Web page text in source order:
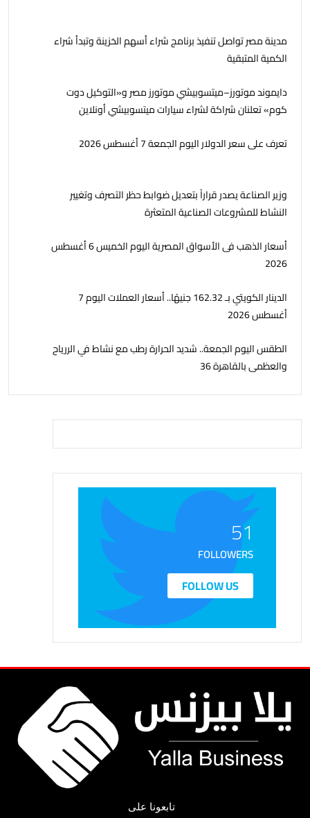
مدينة مصر تواصل تنفيذ برنامج شراء أسهم الخزينة وتبدأ شراء
الكمية المتبقية
دايموند موتورز–ميتسوبيشي موتورز مصر و«التوكيل دوت
كوم» تعلنان شراكة لشراء سيارات ميتسوبيشي أونلاين
تعرف على سعر الدولار اليوم الجمعة 7 أغسطس 2026
وزير الصناعة يصدر قراراً بتعديل ضوابط حظر التصرف وتغيير
النشاط للمشروعات الصناعية المتعثرة
أسعار الذهب فى الأسواق المصرية اليوم الخميس 6 أغسطس
2026
الدينار الكويتي بـ 162.32 جنيهًا.. أسعار العملات اليوم 7
أغسطس 2026
الطقس اليوم الجمعة.. شديد الحرارة رطب مع نشاط في الررياح
والعظمى بالقاهرة 36
51
FOLLOWERS
FOLLOW US
تابعونا على